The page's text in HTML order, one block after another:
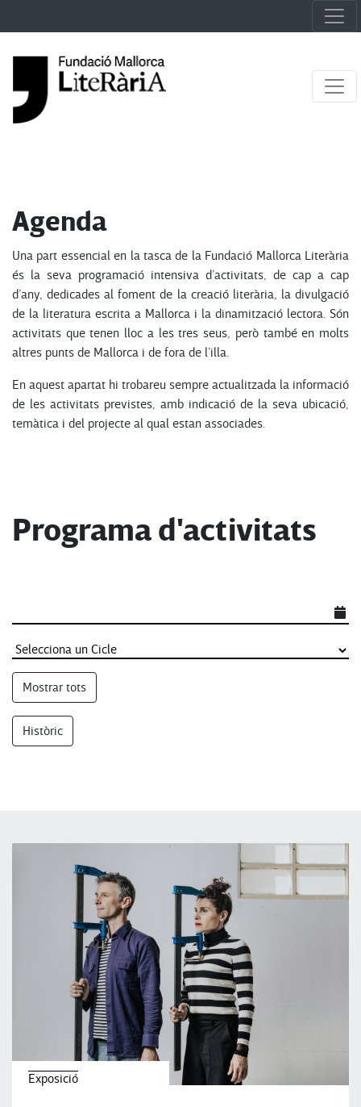
Agenda
Una part essencial en la tasca de la Fundació Mallorca Literària
és la seva programació intensiva d’activitats, de cap a cap
d’any, dedicades al foment de la creació literària, la divulgació
de la literatura escrita a Mallorca i la dinamització lectora. Són
activitats que tenen lloc a les tres seus, però també en molts
altres punts de Mallorca i de fora de l’illa.
En aquest apartat hi trobareu sempre actualitzada la informació
de les activitats previstes, amb indicació de la seva ubicació,
temàtica i del projecte al qual estan associades.
Programa d'activitats
Mostrar tots
Històric
Exposició